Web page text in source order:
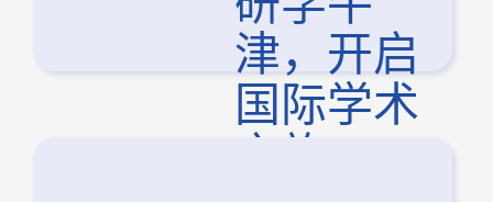
津，开启
国际学术